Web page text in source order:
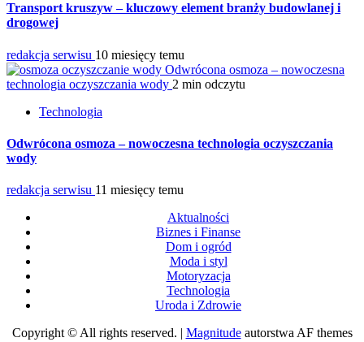
Transport kruszyw – kluczowy element branży budowlanej i
drogowej
redakcja serwisu 10 miesięcy temu
Odwrócona osmoza – nowoczesna
technologia oczyszczania wody 2 min odczytu
Technologia
Odwrócona osmoza – nowoczesna technologia oczyszczania
wody
redakcja serwisu 11 miesięcy temu
Aktualności
Biznes i Finanse
Dom i ogród
Moda i styl
Motoryzacja
Technologia
Uroda i Zdrowie
Copyright © All rights reserved. | Magnitudeautorstwa AF themes